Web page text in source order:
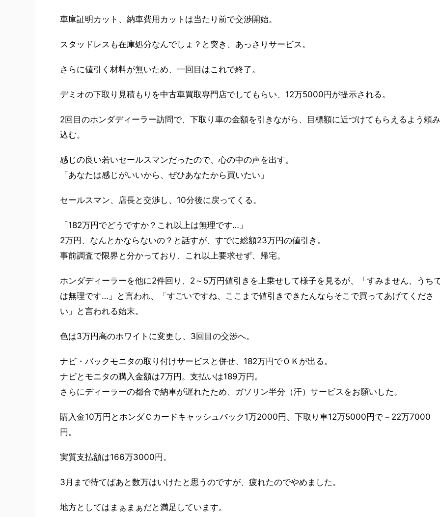
車庫証明カット、納車費用カットは当たり前で交渉開始。
スタッドレスも在庫処分なんでしょ？と突き、あっさりサービス。
さらに値引く材料が無いため、一回目はこれで終了。
デミオの下取り見積もりを中古車買取専門店でしてもらい、12万5000円が提示される。
2回目のホンダディーラー訪問で、下取り車の金額を引きながら、目標額に近づけてもらえるよう頼み
込む。
感じの良い若いセールスマンだったので、心の中の声を出す。
「あなたは感じがいいから、ぜひあなたから買いたい」
セールスマン、店長と交渉し、10分後に戻ってくる。
「182万円でどうですか？これ以上は無理です…」
2万円、なんとかならないの？と話すが、すでに総額23万円の値引き。
事前調査で限界と分かっており、これ以上要求せず、帰宅。
ホンダディーラーを他に2件回り、2～5万円値引きを上乗せして様子を見るが、「すみません、うち
は無理です…」と言われ、「すごいですね、ここまで値引きできたんならそこで買ってあげてくださ
い」と言われる始末。
色は3万円高のホワイトに変更し、3回目の交渉へ。
ナビ・バックモニタの取り付けサービスと併せ、182万円でＯＫが出る。
ナビとモニタの購入金額は7万円。支払いは189万円。
さらにディーラーの都合で納車が遅れたため、ガソリン半分（汗）サービスをお願いした。
購入金10万円とホンダＣカードキャッシュバック1万2000円、下取り車12万5000円で－22万7000
円。
実質支払額は166万3000円。
3月まで待てばあと数万はいけたと思うのですが、疲れたのでやめました。
地方としてはまぁまぁだと満足しています。